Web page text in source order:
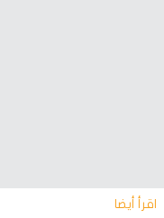
اقرأ أيضا‎